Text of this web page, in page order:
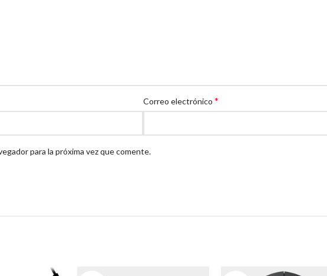
Correo electrónico *
para la próxima vez que comente.